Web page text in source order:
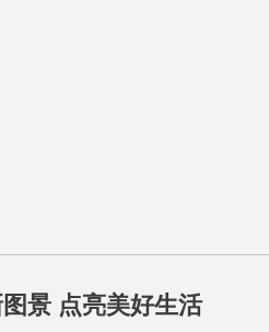
景 点亮美好生活